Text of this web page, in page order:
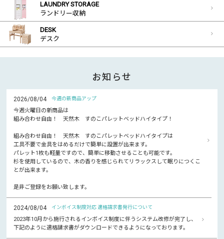
LAUNDRY STORAGE
ランドリー収納
DESK
デスク
お知らせ
2026/08/04 今週の新商品アップ
今週火曜日の新商品は
組み合わせ自由！ 天然木 すのこパレットベッドハイタイプ！
組み合わせ自由！ 天然木 すのこパレットベッドハイタイプは
工具不要で金具をはめるだけで簡単に設置が出来ます。
パレット1枚も軽量ですので、簡単に移動させることも可能です。
杉を使用しているので、木の香りを感じられてリラックスして眠りにつくこ
とが出来ます。
是非ご登録をお願い致します。
2024/08/04 インボイス制度対応 適格請求書発行について
2023年10月から施行されるインボイス制度に伴うシステム改修が完了し、
下記のように適格請求書がダウンロードできるようになっております。